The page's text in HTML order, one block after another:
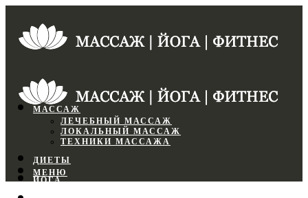
МАССАЖ
ЛЕЧЕБНЫЙ МАССАЖ
ЛОКАЛЬНЫЙ МАССАЖ
ТЕХНИКИ МАССАЖА
ДИЕТЫ
ЙОГА
МЕНЮ